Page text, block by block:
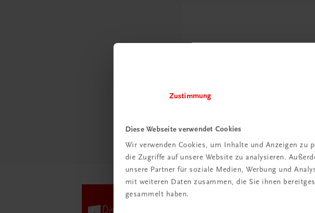
Zustimmung
Diese Webseite verwendet Cookies
Wir verwenden Cookies, um Inhalte und Anzeigen zu
die Zugriffe auf unsere Website zu analysieren.
unsere Partner für soziale Medien, Werbung und
mit weiteren Daten zusammen, die Sie ihnen
gesammelt haben.